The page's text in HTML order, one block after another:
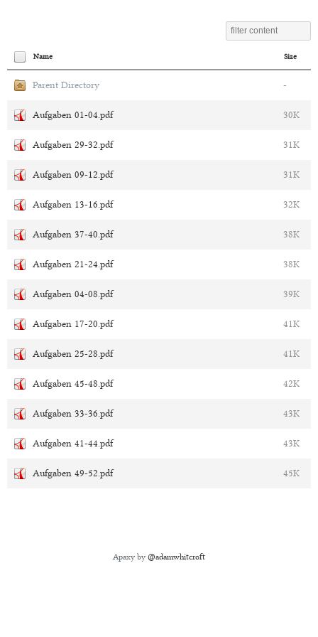
Name Size
Parent Directory -
Aufgaben 01-04.pdf 30K
Aufgaben 29-32.pdf 31K
Aufgaben 09-12.pdf 31K
Aufgaben 13-16.pdf 32K
Aufgaben 37-40.pdf 38K
Aufgaben 21-24.pdf 38K
Aufgaben 04-08.pdf 39K
Aufgaben 17-20.pdf 41K
Aufgaben 25-28.pdf 41K
Aufgaben 45-48.pdf 42K
Aufgaben 33-36.pdf 43K
Aufgaben 41-44.pdf 43K
Aufgaben 49-52.pdf 45K
Apaxy by @adamwhitcroft